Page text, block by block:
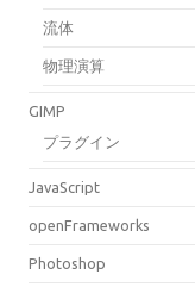
流体
物理演算
GIMP
プラグイン
JavaScript
openFrameworks
Photoshop